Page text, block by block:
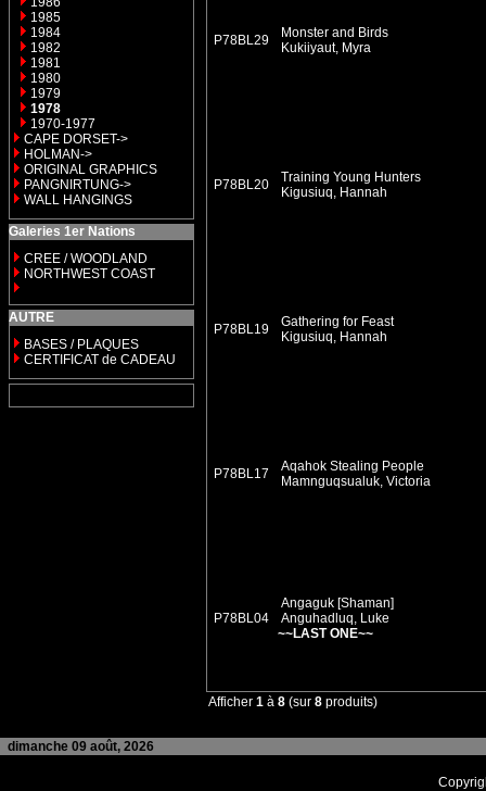
1985
1984
1982
1981
1980
1979
1978
1970-1977
CAPE DORSET->
HOLMAN->
ORIGINAL GRAPHICS
PANGNIRTUNG->
WALL HANGINGS
Galeries 1er Nations
CREE / WOODLAND
NORTHWEST COAST
AUTRE
BASES / PLAQUES
CERTIFICAT de CADEAU
P78BL29
Monster and Birds
Kukiiyaut, Myra
P78BL20
Training Young Hunters
Kigusiuq, Hannah
P78BL19
Gathering for Feast
Kigusiuq, Hannah
P78BL17
Aqahok Stealing People
Mamnguqsualuk, Victoria
P78BL04
Angaguk [Shaman]
Anguhadluq, Luke
~~LAST ONE~~
Afficher 1 à 8 (sur 8 produits)
dimanche 09 août, 2026